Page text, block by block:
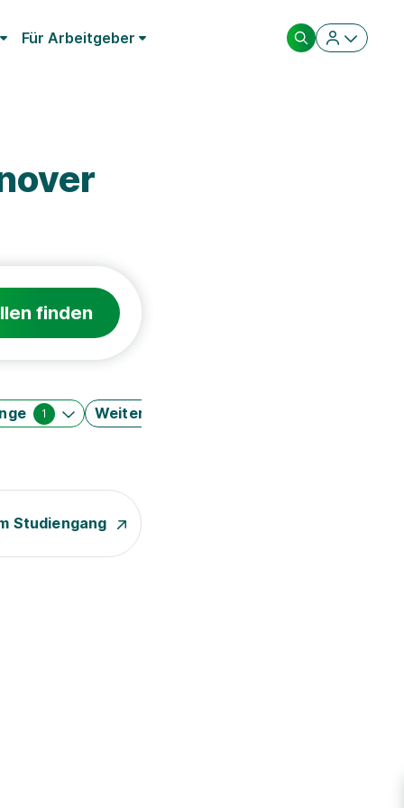
Für Arbeitgeber
finden
1 Weitere Filter
Studiengang